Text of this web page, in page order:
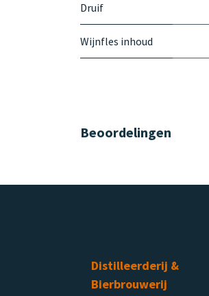
Druif
Wijnfles inhoud
Beoordelingen
Distilleerderij &
Bierbrouwerij